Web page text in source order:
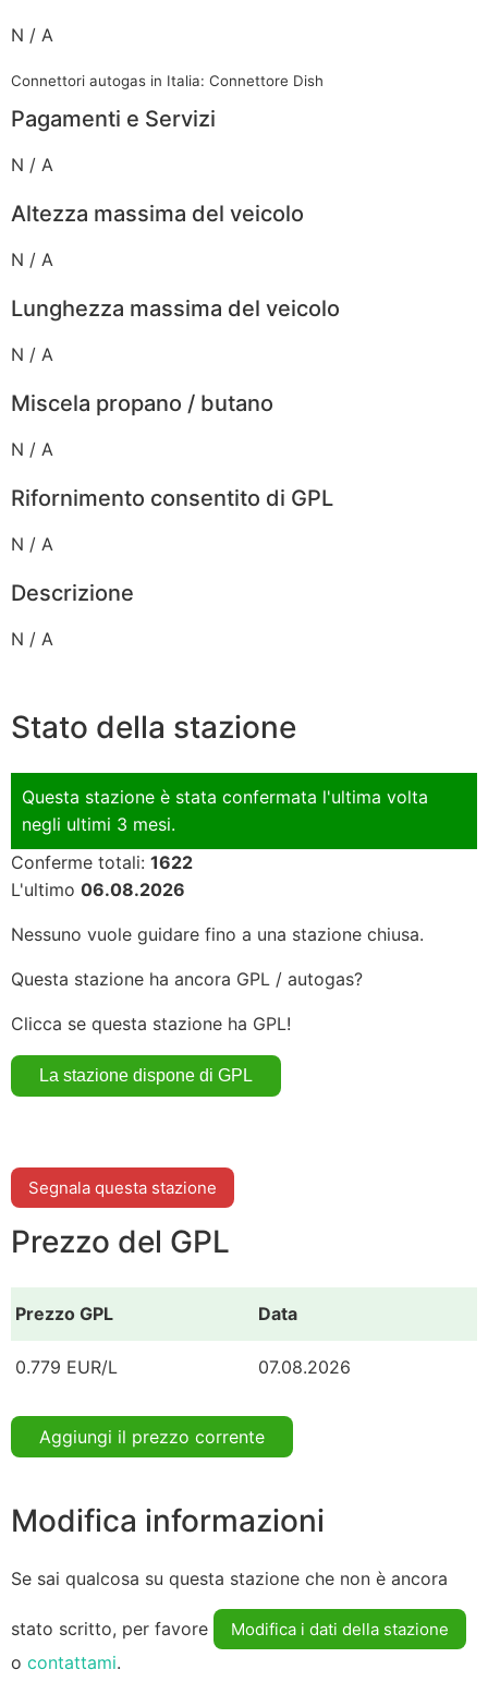
N / A
Connettori autogas in Italia: Connettore Dish
Pagamenti e Servizi
N / A
Altezza massima del veicolo
N / A
Lunghezza massima del veicolo
N / A
Miscela propano / butano
N / A
Rifornimento consentito di GPL
N / A
Descrizione
N / A
Stato della stazione
Questa stazione è stata confermata l'ultima volta
negli ultimi 3 mesi.
Conferme totali: 1622
L'ultimo 06.08.2026
Nessuno vuole guidare fino a una stazione chiusa.
Questa stazione ha ancora GPL / autogas?
Clicca se questa stazione ha GPL!
Segnala questa stazione
Prezzo del GPL
Prezzo GPL Data
0.779 EUR/L 07.08.2026
Aggiungi il prezzo corrente
Modifica informazioni
Se sai qualcosa su questa stazione che non è ancora
stato scritto, per favore Modifica i dati della stazione
o contattami.